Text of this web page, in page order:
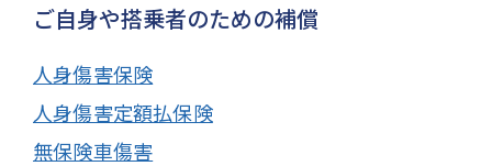
ご自身や搭乗者のための補償
人身傷害保険
人身傷害定額払保険
無保険車傷害